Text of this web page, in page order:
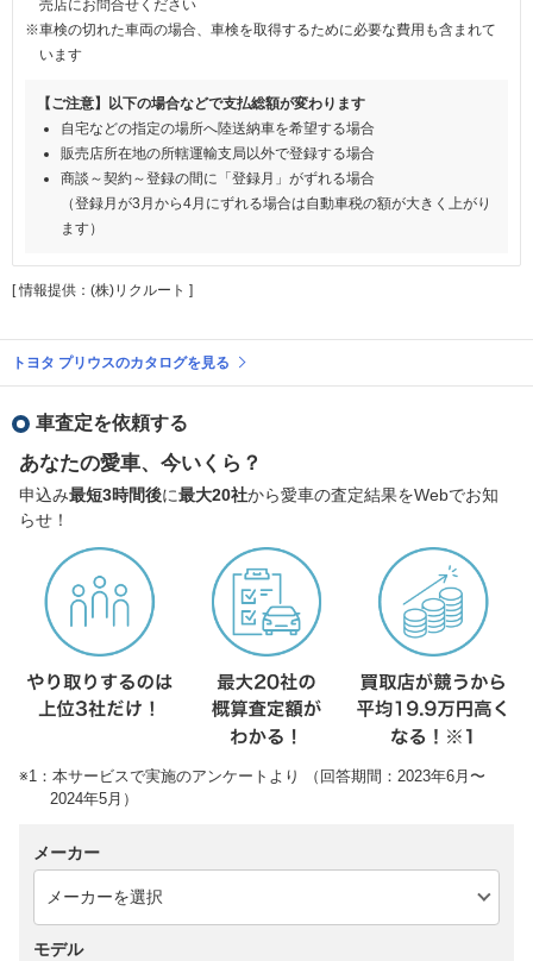
売店にお問合せください
※車検の切れた車両の場合、車検を取得するために必要な費用も含まれて
います
【ご注意】以下の場合などで支払総額が変わります
自宅などの指定の場所へ陸送納車を希望する場合
販売店所在地の所轄運輸支局以外で登録する場合
商談～契約～登録の間に「登録月」がずれる場合
（登録月が3月から4月にずれる場合は自動車税の額が大きく上がり
ます）
[ 情報提供：(株)リクルート ]
トヨタ プリウスのカタログを見る
車査定を依頼する
あなたの愛車、今いくら？
申込み最短3時間後に最大20社から愛車の査定結果をWebでお知
らせ！
※1：本サービスで実施のアンケートより （回答期間：2023年6月〜
2024年5月）
メーカー
モデル